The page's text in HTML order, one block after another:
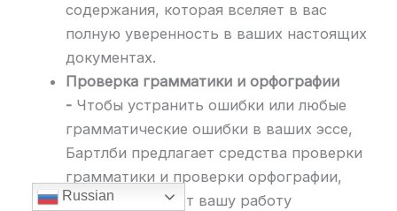
содержания, которая вселяет в вас
полную уверенность в ваших настоящих
документах.
Проверка грамматики и орфографии
- Чтобы устранить ошибки или любые
грамматические ошибки в ваших эссе,
Бартлби предлагает средства проверки
грамматики и проверки орфографии,
которые сделают вашу работу
Russian